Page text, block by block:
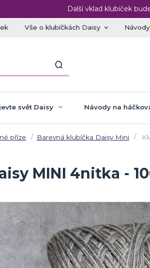
Další vklad klubíček
Vše o klubíčkách Daisy
svět Daisy Návody na
příze Barevná klubíčka Daisy Mini
MINI 4nitka -